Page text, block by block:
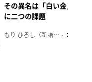
その異名は「白い金」、リ
に二つの課題
もり ひろし（新語ウォッチャー） 2023年7